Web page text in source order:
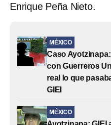
Enrique Peña Nieto.
MÉXICO
Caso
con Guerreros
real lo que
GIEI
MÉXICO